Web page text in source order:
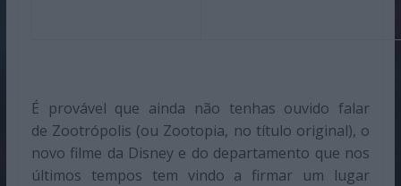
É provável que ainda não tenhas ouvido falar
de Zootrópolis (ou Zootopia, no título original), o
novo filme da Disney e do departamento que nos
últimos tempos tem vindo a firmar um lugar